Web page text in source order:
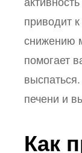
приводит
снижению
помогает
печени и
Как